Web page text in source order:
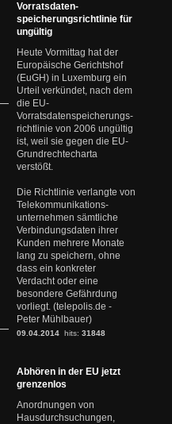
Vorratsdaten-
speicherungsrichtlinie für
ungültig
Heute Vormittag hat der
Europäische Gerichtshof
(EuGH) in Luxemburg ein
Urteil verkündet, nach dem
die EU-
Vorratsdatenspeicherungs-
richtlinie von 2006 ungültig
ist, weil sie gegen die EU-
Grundrechtecharta
verstößt.
Die Richtlinie verlangte von
Telekommunikations-
unternehmen sämtliche
Verbindungsdaten ihrer
Kunden mehrere Monate
lang zu speichern, ohne
dass ein konkreter
Verdacht oder eine
besondere Gefährdung
vorliegt. (telepolis.de -
Peter Mühlbauer)
09.04.2014 hits: 31848
Abhören in der EU jetzt
grenzenlos
Anordnungen von
Hausdurchsuchungen,